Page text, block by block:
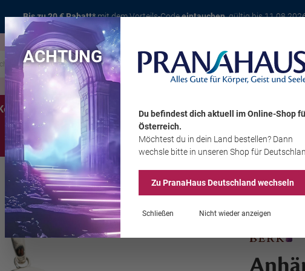
Bis zu 20 € Rabatt*mit dem Vorteils-Codeeintauchen, gültig bis
Karte
Schmuck Edelsteine Wohnambiente
Sale
ACHTUNG
Du befindest dich aktuell im Online-Shop
Österreich.
Möchtest du in dein Land bestellen? Dann
wechsle bitte in unseren Shop für
Zu PranaHausDeutschland wechseln
Schließen Nicht wieder anzeigen